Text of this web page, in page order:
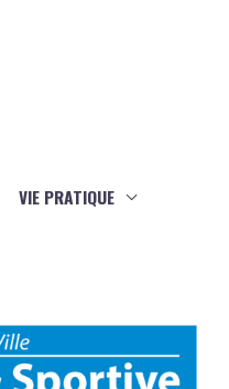
VIE PRATIQUE